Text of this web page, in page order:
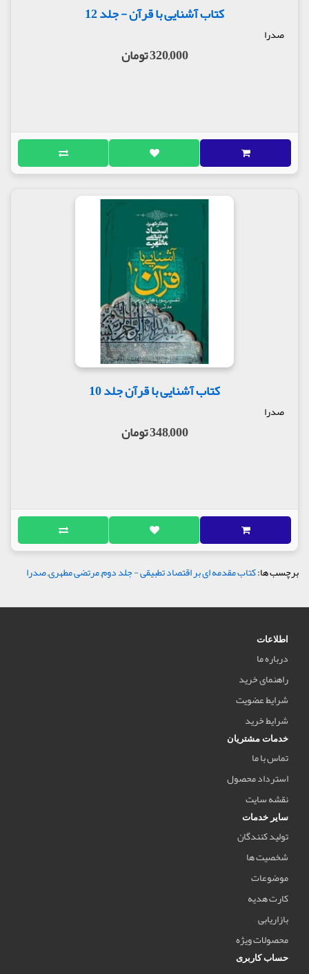
کتاب آشنایی با قرآن - جلد 12
صدرا
320,000 تومان
کتاب آشنایی با قرآن جلد 10
صدرا
348,000 تومان
برچسب ها:کتاب مقدمه ‌ای بر اقتصاد تطبیقی - جلد دوم,مرتضی مطهری,صدرا
اطلاعات
درباره ما
راهنمای خرید
شرایط عضویت
شرایط خرید
خدمات مشتریان
تماس با ما
استرداد محصول
نقشه سایت
سایر خدمات
تولید کنندگان
شخصیت ها
موضوعات
کارت هدیه
بازاریابی
محصولات ویژه
حساب کاربری